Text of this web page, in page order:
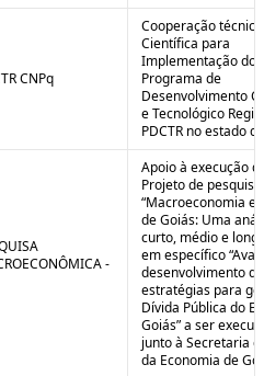
CNPq
Cooperação
Científica para
Implementação do
Programa de
Desenvolvimento
e Tecnológico
PDCTR no estado
-
Apoio à execução
Projeto de pesquisa
“Macroeconomia e
de Goiás: Uma
curto, médio e
em específico
desenvolvimento de
estratégias para
Dívida Pública do
Goiás” a ser
junto à Secretaria
da Economia de